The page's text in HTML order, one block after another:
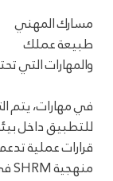
مسارك المهني
طبيعة عملك
والمهارات التي
في مهارات، يتم
للتطبيق داخل
قرارات عملية
منهجية SHRM في تطوير متخصصي الموارد البشرية.